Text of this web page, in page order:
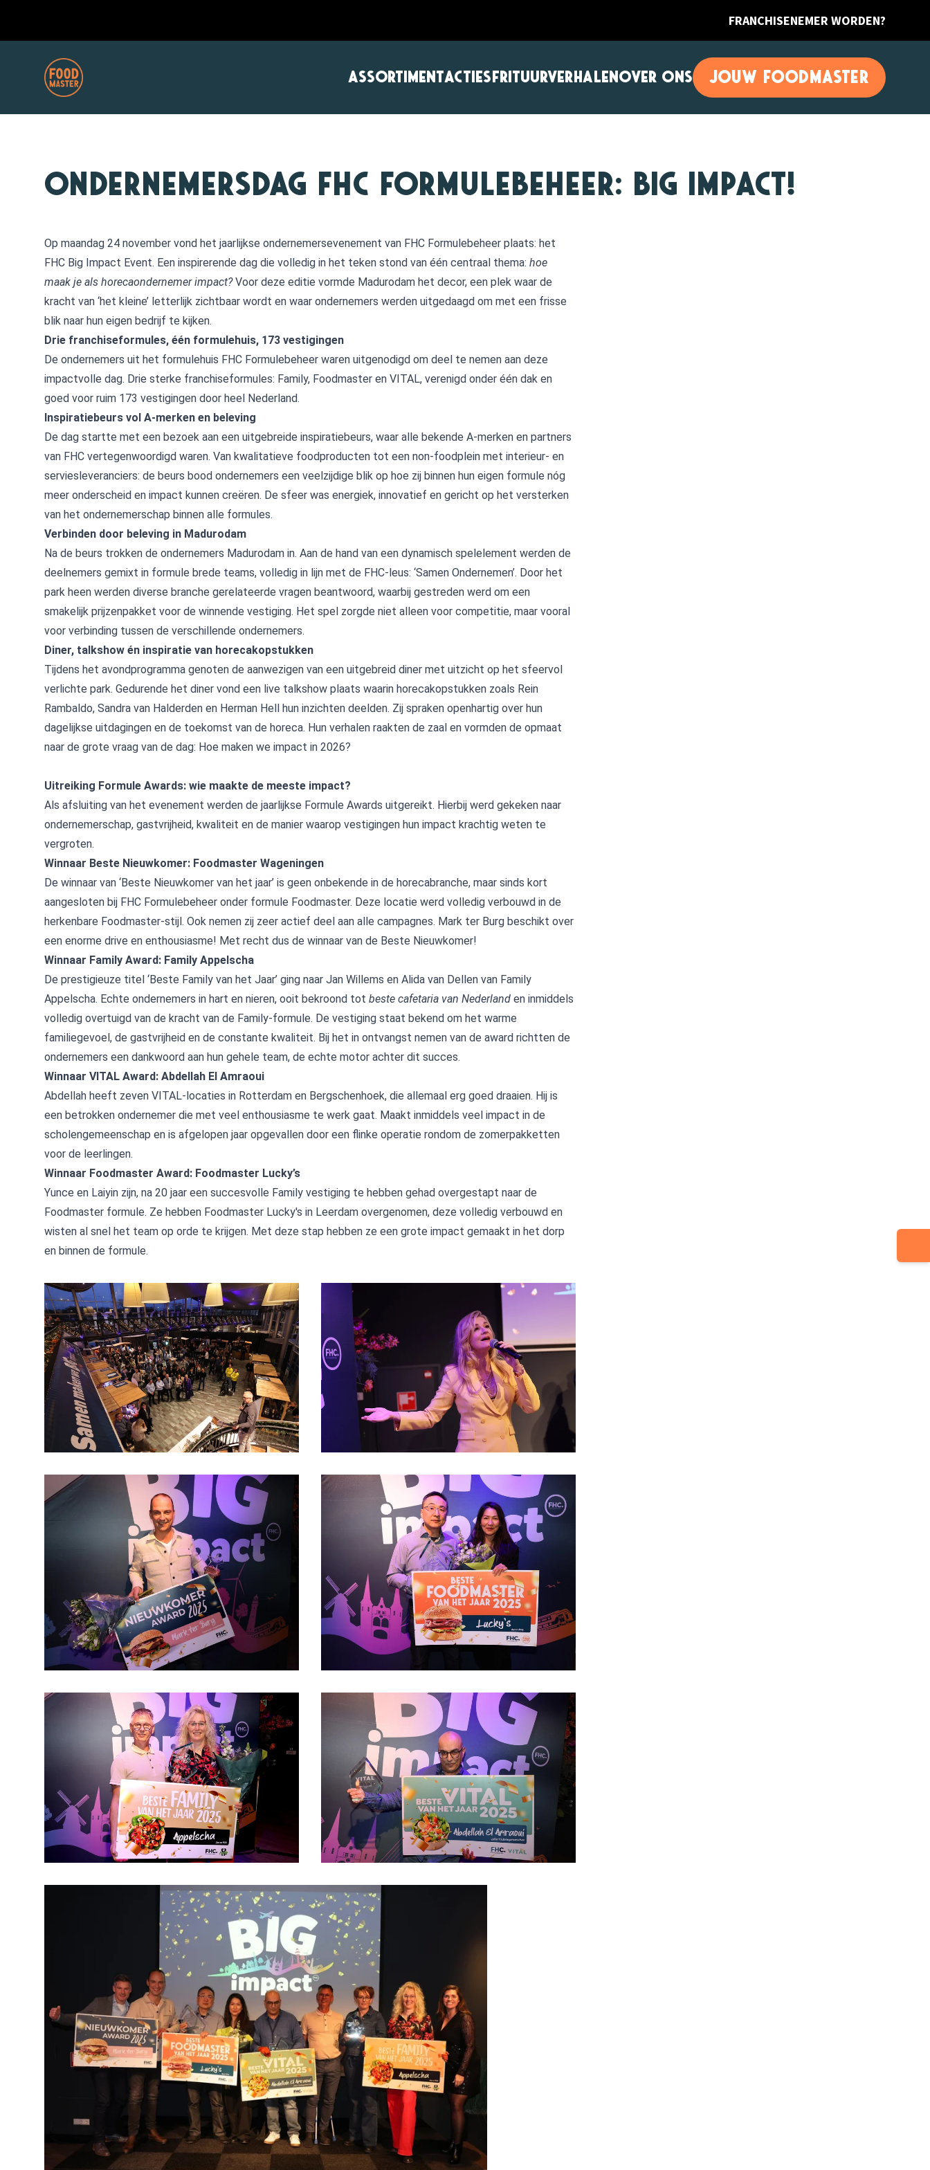
FRANCHISENEMER WORDEN?
ASSORTIMENTACTIES FRITUURVERHALEN OVER ONS JOUW FOODMASTER
Ondernemersdag FHC Formulebeheer: Big Impact!
Op maandag 24 november vond het jaarlijkse ondernemersevenement van FHC Formulebeheer plaats: het
FHC Big Impact Event. Een inspirerende dag die volledig in het teken stond van één centraal thema: hoe
maak je als horecaondernemer impact?Voor deze editie vormde Madurodam het decor, een plek waar de
kracht van ‘het kleine’ letterlijk zichtbaar wordt en waar ondernemers werden uitgedaagd om met een frisse
blik naar hun eigen bedrijf te kijken.
Drie franchiseformules, één formulehuis, 173 vestigingen
De ondernemers uit het formulehuis FHC Formulebeheer waren uitgenodigd om deel te nemen aan deze
impactvolle dag. Drie sterke franchiseformules: Family, Foodmaster en VITAL, verenigd onder één dak en
goed voor ruim 173 vestigingen door heel Nederland.
Inspiratiebeurs vol A-merken en beleving
De dag startte met een bezoek aan een uitgebreide inspiratiebeurs, waar alle bekende A-merken en partners
van FHC vertegenwoordigd waren. Van kwalitatieve foodproducten tot een non-foodplein met interieur- en
serviesleveranciers: de beurs bood ondernemers een veelzijdige blik op hoe zij binnen hun eigen formule nóg
meer onderscheid en impact kunnen creëren. De sfeer was energiek, innovatief en gericht op het versterken
van het ondernemerschap binnen alle formules.
Verbinden door beleving in Madurodam
Na de beurs trokken de ondernemers Madurodam in. Aan de hand van een dynamisch spelelement werden de
deelnemers gemixt in formule brede teams, volledig in lijn met de FHC-leus: ‘Samen Ondernemen’. Door het
park heen werden diverse branche gerelateerde vragen beantwoord, waarbij gestreden werd om een
smakelijk prijzenpakket voor de winnende vestiging. Het spel zorgde niet alleen voor competitie, maar vooral
voor verbinding tussen de verschillende ondernemers.
Diner, talkshow én inspiratie van horecakopstukken
Tijdens het avondprogramma genoten de aanwezigen van een uitgebreid diner met uitzicht op het sfeervol
verlichte park. Gedurende het diner vond een live talkshow plaats waarin horecakopstukken zoals Rein
Rambaldo, Sandra van Halderden en Herman Hell hun inzichten deelden. Zij spraken openhartig over hun
dagelijkse uitdagingen en de toekomst van de horeca. Hun verhalen raakten de zaal en vormden de opmaat
naar de grote vraag van de dag: Hoe maken we impact in 2026?
Uitreiking Formule Awards: wie maakte de meeste impact?
Als afsluiting van het evenement werden de jaarlijkse Formule Awards uitgereikt. Hierbij werd gekeken naar
ondernemerschap, gastvrijheid, kwaliteit en de manier waarop vestigingen hun impact krachtig weten te
vergroten.
Winnaar Beste Nieuwkomer: Foodmaster Wageningen
De winnaar van ‘Beste Nieuwkomer van het jaar’ is geen onbekende in de horecabranche, maar sinds kort
aangesloten bij FHC Formulebeheer onder formule Foodmaster. Deze locatie werd volledig verbouwd in de
herkenbare Foodmaster-stijl. Ook nemen zij zeer actief deel aan alle campagnes. Mark ter Burg beschikt over
een enorme drive en enthousiasme! Met recht dus de winnaar van de Beste Nieuwkomer!
Winnaar Family Award: Family Appelscha
De prestigieuze titel ‘Beste Family van het Jaar’ ging naar Jan Willems en Alida van Dellen van Family
Appelscha. Echte ondernemers in hart en nieren, ooit bekroond tot beste cafetaria van Nederland en inmiddels
volledig overtuigd van de kracht van de Family-formule. De vestiging staat bekend om het warme
familiegevoel, de gastvrijheid en de constante kwaliteit. Bij het in ontvangst nemen van de award richtten de
ondernemers een dankwoord aan hun gehele team, de echte motor achter dit succes.
Winnaar VITAL Award: Abdellah El Amraoui
Abdellah heeft zeven VITAL-locaties in Rotterdam en Bergschenhoek, die allemaal erg goed draaien. Hij is
een betrokken ondernemer die met veel enthousiasme te werk gaat. Maakt inmiddels veel impact in de
scholengemeenschap en is afgelopen jaar opgevallen door een flinke operatie rondom de zomerpakketten
voor de leerlingen.
Winnaar Foodmaster Award: Foodmaster Lucky’s
Yunce en Laiyin zijn, na 20 jaar een succesvolle Family vestiging te hebben gehad overgestapt naar de
Foodmaster formule. Ze hebben Foodmaster Lucky's in Leerdam overgenomen, deze volledig verbouwd en
wisten al snel het team op orde te krijgen. Met deze stap hebben ze een grote impact gemaakt in het dorp
en binnen de formule.